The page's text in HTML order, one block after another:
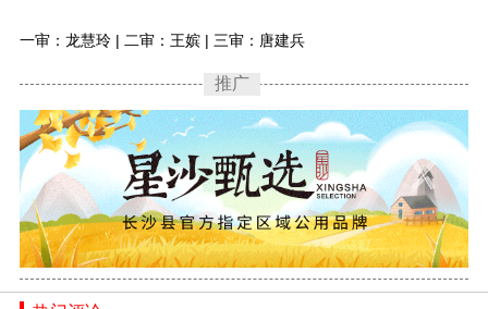
一审：龙慧玲 | 二审：王嫔 | 三审：唐建兵
推广